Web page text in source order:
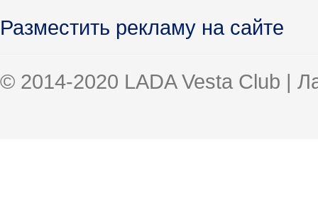
Разместить рекламу на сайте
© 2014-2020 LADA Vesta Club |